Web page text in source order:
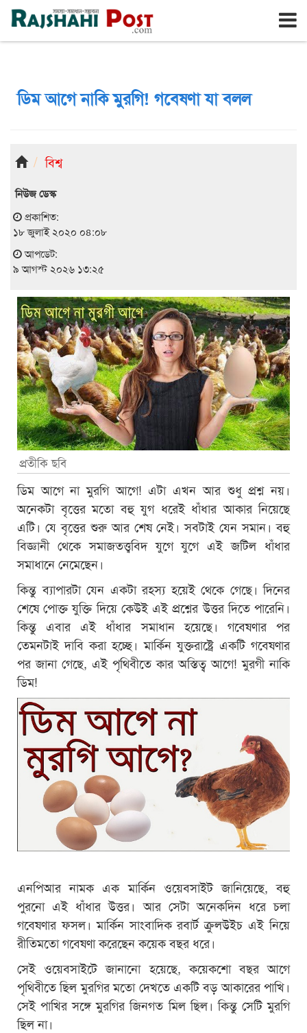
রাজশাহী রবিবার, ৯ই আগস্ট ২০২৬, ২৬শে শ্রাবণ ১৪৩৩
ডিম আগে নাকি মুরগি! গবেষণা যা বলল
বিশ্ব
নিউজ ডেস্ক
প্রকাশিত:
১৮ জুলাই ২০২০ ০৪:০৮
আপডেট:
৯ আগস্ট ২০২৬ ১৩:২৫
প্রতীকি ছবি
ডিম আগে না মুরগি আগে! এটা এখন আর শুধু প্রশ্ন নয়।
অনেকটা বৃত্তের মতো বহু যুগ ধরেই ধাঁধার আকার নিয়েছে
এটি। যে বৃত্তের শুরু আর শেষ নেই। সবটাই যেন সমান। বহু
বিজ্ঞানী থেকে সমাজতত্ত্ববিদ যুগে যুগে এই জটিল ধাঁধার
সমাধানে নেমেছেন।
কিন্তু ব্যাপারটা যেন একটা রহস্য হয়েই থেকে গেছে। দিনের
শেষে পোক্ত যুক্তি দিয়ে কেউই এই প্রশ্নের উত্তর দিতে পারেনি।
কিন্তু এবার এই ধাঁধার সমাধান হয়েছে। গবেষণার পর
তেমনটাই দাবি করা হচ্ছে। মার্কিন যুক্তরাষ্ট্রে একটি গবেষণার
পর জানা গেছে, এই পৃথিবীতে কার অস্তিত্ব আগে! মুরগী নাকি
ডিম!
এনপিআর নামক এক মার্কিন ওয়েবসাইট জানিয়েছে, বহু
পুরনো এই ধাঁধার উত্তর। আর সেটা অনেকদিন ধরে চলা
গবেষণার ফসল। মার্কিন সাংবাদিক রবার্ট ক্রুলউইচ এই নিয়ে
রীতিমতো গবেষণা করেছেন কয়েক বছর ধরে।
সেই ওয়েবসাইটে জানানো হয়েছে, কয়েকশো বছর আগে
পৃথিবীতে ছিল মুরগির মতো দেখতে একটি বড় আকারের পাখি।
সেই পাখির সঙ্গে মুরগির জিনগত মিল ছিল। কিন্তু সেটি মুরগি
ছিল না।